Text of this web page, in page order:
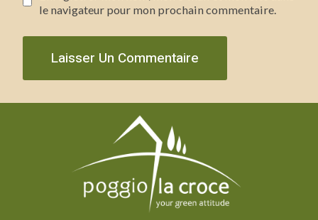
le navigateur pour mon prochain commentaire.